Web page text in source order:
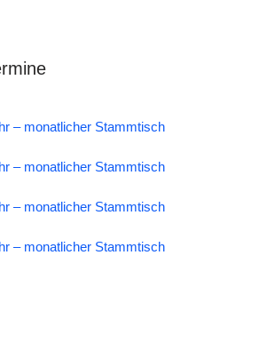
– monatlicher Stammtisch
– monatlicher Stammtisch
– monatlicher Stammtisch
– monatlicher Stammtisch